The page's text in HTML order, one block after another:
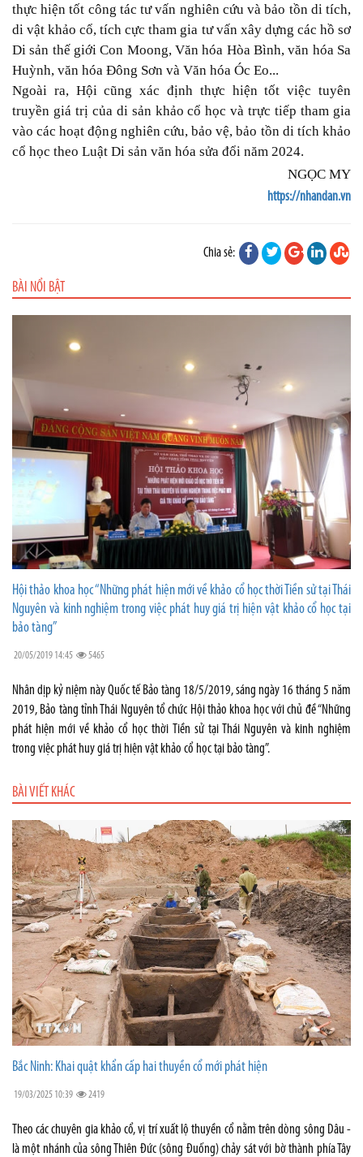
thực hiện tốt công tác tư vấn nghiên cứu và bảo tồn di tích,
di vật khảo cổ, tích cực tham gia tư vấn xây dựng các hồ sơ
Di sản thế giới Con Moong, Văn hóa Hòa Bình, văn hóa Sa
Huỳnh, văn hóa Đông Sơn và Văn hóa Óc Eo...
Ngoài ra, Hội cũng xác định thực hiện tốt việc tuyên
truyền giá trị của di sản khảo cổ học và trực tiếp tham gia
vào các hoạt động nghiên cứu, bảo vệ, bảo tồn di tích khảo
cổ học theo Luật Di sản văn hóa sửa đổi năm 2024.
NGỌC MY
https://nhandan.vn
Chia sẻ:
BÀI NỔI BẬT
Hội thảo khoa học “Những phát hiện mới về khảo cổ học thời Tiền sử tại Thái
Nguyên và kinh nghiệm trong việc phát huy giá trị hiện vật khảo cổ học tại
bảo tàng”
20/05/2019 14:45 5465
Nhân dịp kỷ niệm này Quốc tế Bảo tàng 18/5/2019, sáng ngày 16 tháng 5 năm
2019, Bảo tàng tỉnh Thái Nguyên tổ chức Hội thảo khoa học với chủ đề “Những
phát hiện mới về khảo cổ học thời Tiền sử tại Thái Nguyên và kinh nghiệm
trong việc phát huy giá trị hiện vật khảo cổ học tại bảo tàng”.
BÀI VIẾT KHÁC
Bắc Ninh: Khai quật khẩn cấp hai thuyền cổ mới phát hiện
19/03/2025 10:39 2419
Theo các chuyên gia khảo cổ, vị trí xuất lộ thuyền cổ nằm trên dòng sông Dâu -
là một nhánh của sông Thiên Đức (sông Đuống) chảy sát với bờ thành phía Tây